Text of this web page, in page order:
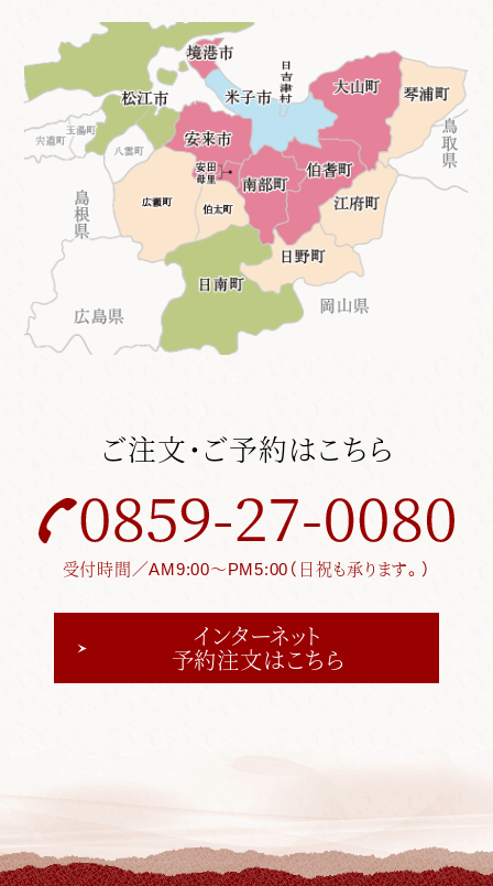
ご注文・ご予約はこちら
受付時間／AM9:00～PM5:00（日祝も承ります。）
インターネット
予約注文はこちら